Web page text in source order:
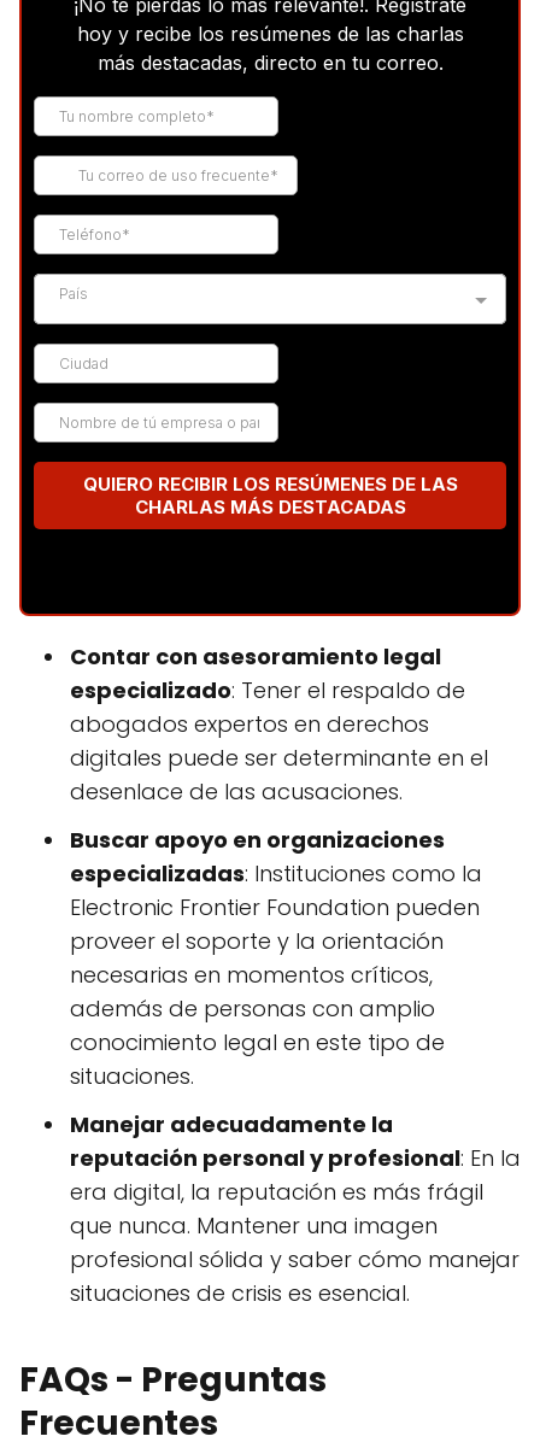
Contar con asesoramiento legal
especializado: Tener el respaldo de
abogados expertos en derechos
digitales puede ser determinante en el
desenlace de las acusaciones.
Buscar apoyo en organizaciones
especializadas: Instituciones como la
Electronic Frontier Foundation pueden
proveer el soporte y la orientación
necesarias en momentos críticos,
además de personas con amplio
conocimiento legal en este tipo de
situaciones.
Manejar adecuadamente la
reputación personal y profesional: En la
era digital, la reputación es más frágil
que nunca. Mantener una imagen
profesional sólida y saber cómo manejar
situaciones de crisis es esencial.
FAQs - Preguntas
Frecuentes